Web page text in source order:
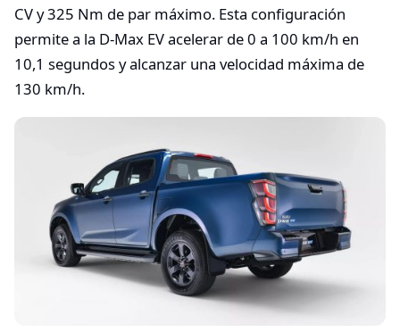
CV y 325 Nm de par máximo. Esta configuración
permite a la D-Max EV acelerar de 0 a 100 km/h en
10,1 segundos y alcanzar una velocidad máxima de
130 km/h.